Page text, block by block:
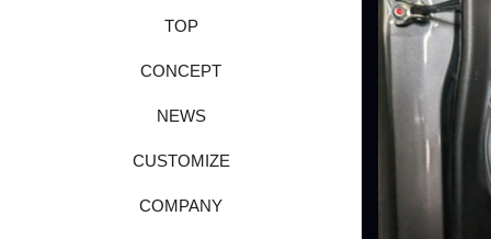
TOP
CONCEPT
NEWS
CUSTOMIZE
COMPANY